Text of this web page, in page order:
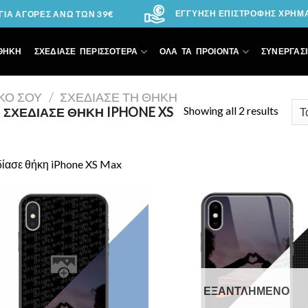
ΑΓΟΡΕΣ ΑΝΩ ΤΩΝ 39€ ΕΓΓΥΗΣΗ ΕΠΙΣΤΡΟΦΗΣ
ΣΧΕΔΙΑΣΕ ΠΕΡΙΣΣΟΤΕΡΑ ΟΛΑ ΤΑ ΠΡΟΙΟΝΤΑ
ΣΟΥ / ΣΧΕΔΊΑΣΕ ΤΗ ΘΉΚΗ
ΣΧΕΔΊΑΣΕ ΘΉΚΗ IPHONE XS
Showing all 2 results
θήκη iPhone XS Max
Add to
Wishlist
ΕΞΑΝΤΛΗΜΈΝΟ